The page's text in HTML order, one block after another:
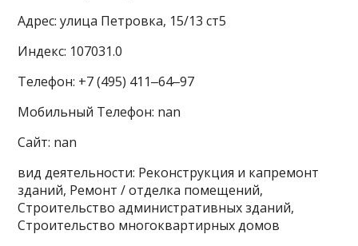
Адрес: улица Петровка, 15/13 ст5
Индекс: 107031.0
Телефон: +7 (495) 411‒64‒97
Мобильный Телефон: nan
Сайт: nan
вид деятельности: Реконструкция и капремонт
зданий, Ремонт / отделка помещений,
Строительство административных зданий,
Строительство многоквартирных домов